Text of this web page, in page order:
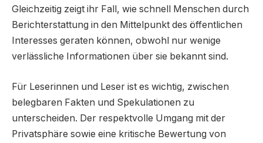
Gleichzeitig zeigt ihr Fall, wie schnell Menschen durch
Berichterstattung in den Mittelpunkt des öffentlichen
Interesses geraten können, obwohl nur wenige
verlässliche Informationen über sie bekannt sind.
Für Leserinnen und Leser ist es wichtig, zwischen
belegbaren Fakten und Spekulationen zu
unterscheiden. Der respektvolle Umgang mit der
Privatsphäre sowie eine kritische Bewertung von